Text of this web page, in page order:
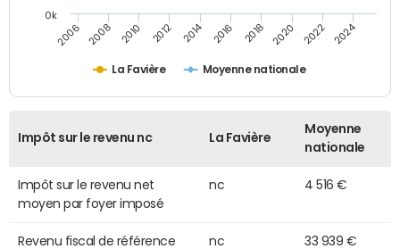
La Favière Moyenne nationale
2006 2008 2010 2012 2014 2016 2018 2020 2022 2024
0k
Impôt sur le revenu nc La Favière
Moyenne
nationale
Impôt sur le revenu net
moyen par foyer imposé
nc 4 516 €
Revenu fiscal de référence
nc 33 939 €